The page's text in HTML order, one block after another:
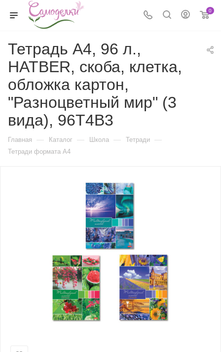
0
Тетрадь А4, 96 л.,
HATBER, скоба, клетка,
обложка картон,
"Разноцветный мир" (3
вида), 96Т4В3
Главная — Каталог — Школа — Тетради —
Тетради формата А4